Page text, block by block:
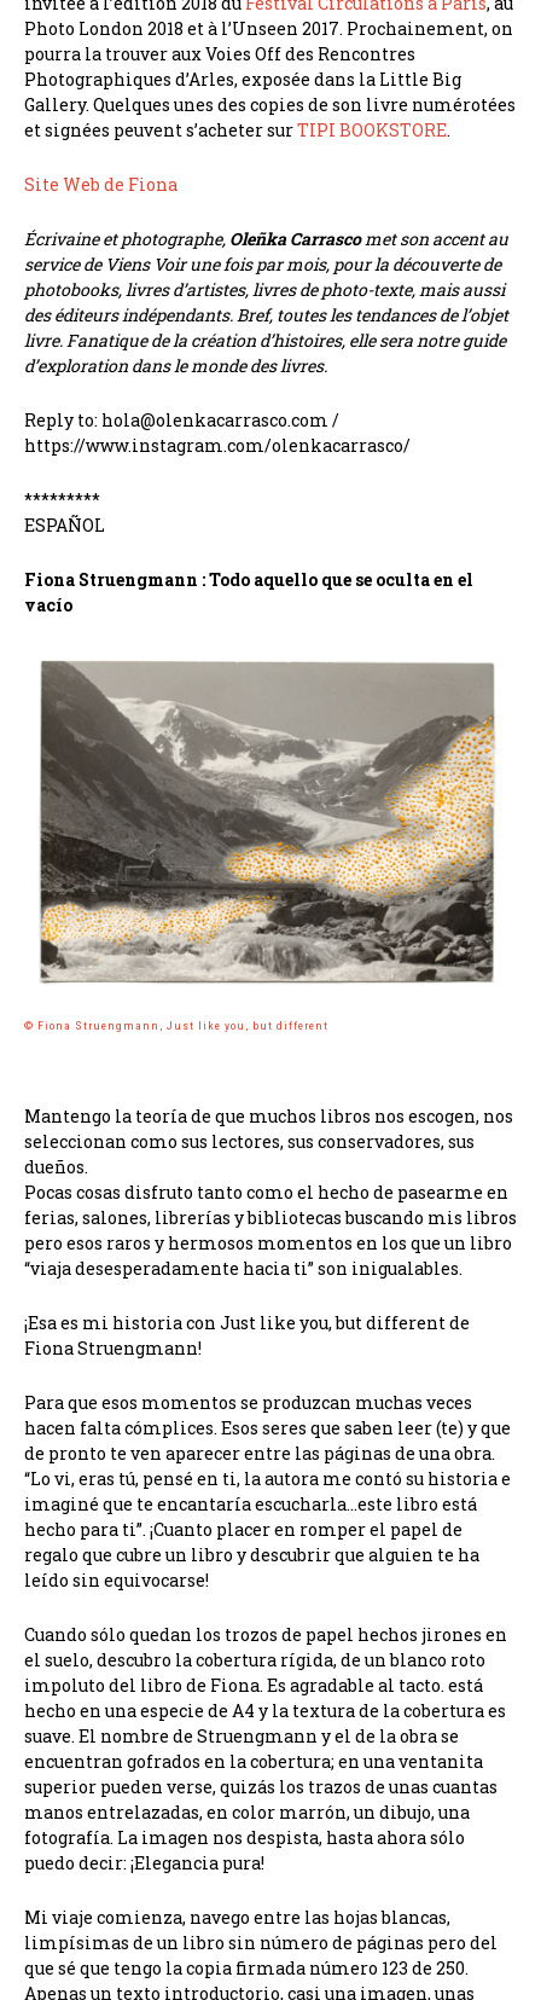
Photo London 2018 et à l’Unseen 2017. Prochainement, on
pourra la trouver aux Voies Off des Rencontres
Photographiques d’Arles, exposée dans la Little Big
Gallery. Quelques unes des copies de son livre numérotées
et signées peuvent s’acheter surTIPI BOOKSTORE.
Site Web de Fiona
Écrivaine et photographe, Oleñka Carrascomet son accent au
service de Viens Voir une fois par mois, pour la découverte de
photobooks, livres d’artistes, livres de photo-texte, mais aussi
des éditeurs indépendants. Bref, toutes les tendances de l’objet
livre. Fanatique de la création d’histoires, elle sera notre guide
d’exploration dans le monde des livres.
Reply to: hola@olenkacarrasco.com /
https://www.instagram.com/olenkacarrasco/
*********
ESPAÑOL
Fiona Struengmann : Todo aquello que se oculta en el
vacío
© Fiona Struengmann, Just like you, but different
Mantengo la teoría de que muchos libros nos escogen, nos
seleccionan como sus lectores, sus conservadores, sus
dueños.
Pocas cosas disfruto tanto como el hecho de pasearme en
ferias, salones, librerías y bibliotecas buscando mis libros
pero esos raros y hermosos momentos en los que un libro
“viaja desesperadamente hacia ti” son inigualables.
¡Esa es mi historia con Just like you, but different de
Fiona Struengmann!
Para que esos momentos se produzcan muchas veces
hacen falta cómplices. Esos seres que saben leer (te) y que
de pronto te ven aparecer entre las páginas de una obra.
“Lo vi, eras tú, pensé en ti, la autora me contó su historia e
imaginé que te encantaría escucharla…este libro está
hecho para ti”. ¡Cuanto placer en romper el papel de
regalo que cubre un libro y descubrir que alguien te ha
leído sin equivocarse!
Cuando sólo quedan los trozos de papel hechos jirones en
el suelo, descubro la cobertura rígida, de un blanco roto
impoluto del libro de Fiona. Es agradable al tacto. está
hecho en una especie de A4 y la textura de la cobertura es
suave. El nombre de Struengmann y el de la obra se
encuentran gofrados en la cobertura; en una ventanita
superior pueden verse, quizás los trazos de unas cuantas
manos entrelazadas, en color marrón, un dibujo, una
fotografía. La imagen nos despista, hasta ahora sólo
puedo decir: ¡Elegancia pura!
Mi viaje comienza, navego entre las hojas blancas,
limpísimas de un libro sin número de páginas pero del
que sé que tengo la copia firmada número 123 de 250.
Apenas un texto introductorio, casi una imagen, unas